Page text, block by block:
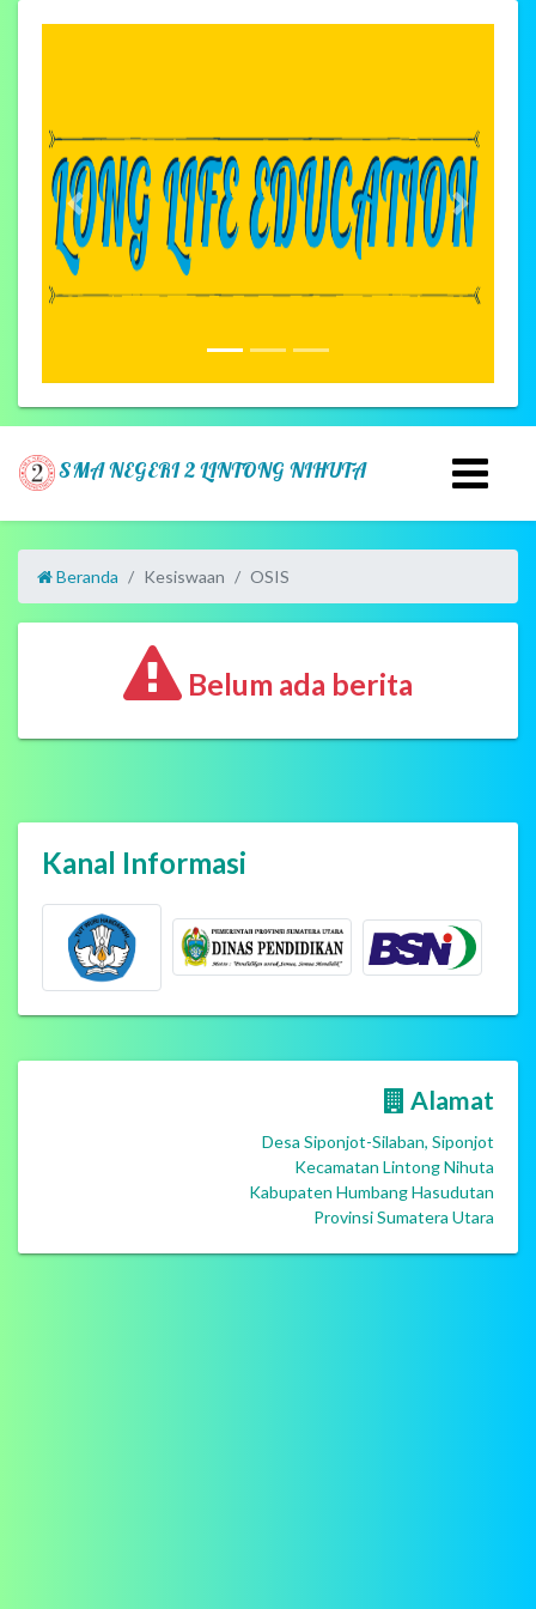
Previous Next
SMA NEGERI 2 LINTONG NIHUTA
Beranda Kesiswaan OSIS
Belum ada berita
Kanal Informasi
Alamat
Desa Siponjot-Silaban, Siponjot
Kecamatan Lintong Nihuta
Kabupaten Humbang Hasudutan
Provinsi Sumatera Utara